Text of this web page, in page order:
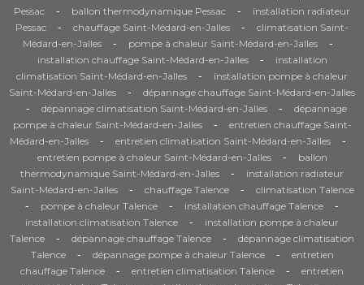
Pessac
- ballon thermodynamique Pessac -
installation radiateur
Pessac
- chauffage Saint-Médard-en-Jalles -
climatisation Saint-
Médard-en-Jalles
- pompe à chaleur Saint-Médard-en-Jalles -
installation chauffage Saint-Médard-en-Jalles -
installation
climatisation Saint-Médard-en-Jalles
-
installation pompe à chaleur
Saint-Médard-en-Jalles
- dépannage chauffage Saint-Médard-en-Jalles
- dépannage climatisation Saint-Médard-en-Jalles -
dépannage
pompe à chaleur Saint-Médard-en-Jalles
-
entretien chauffage Saint-
Médard-en-Jalles
- entretien climatisation Saint-Médard-en-Jalles -
entretien pompe à chaleur Saint-Médard-en-Jalles -
ballon
thermodynamique Saint-Médard-en-Jalles
-
installation radiateur
Saint-Médard-en-Jalles
- chauffage Talence - climatisation Talence
- pompe à chaleur Talence - installation chauffage Talence -
installation climatisation Talence -
installation pompe à chaleur
Talence
- dépannage chauffage Talence -
dépannage climatisation
Talence
- dépannage pompe à chaleur Talence -
entretien
chauffage Talence
- entretien climatisation Talence -
entretien